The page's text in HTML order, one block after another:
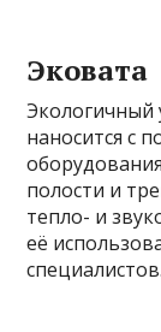
Эковата
Экологичный
наносится с
полости и
тепло- и
её
специалистов.